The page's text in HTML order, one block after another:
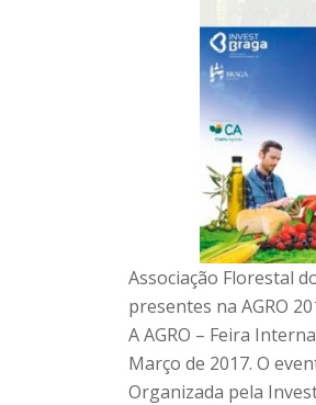
Associação Florestal
presentes na AGRO
A AGRO – Feira
Março de 2017. O
Organizada pela